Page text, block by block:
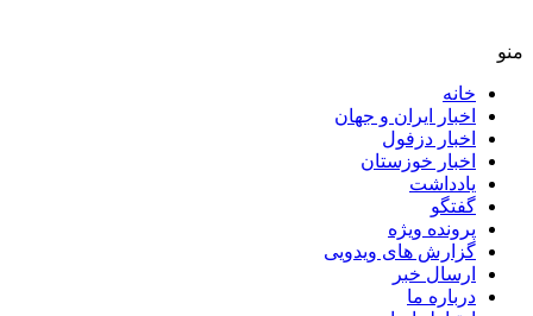
خانه
اخبار ایران و جهان
اخبار دزفول
اخبار خوزستان
یادداشت
گفتگو
پرونده ویژه
گزارش های ویدویی
ارسال خبر
درباره ما